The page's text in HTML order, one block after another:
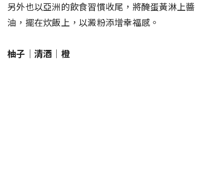
另外也以亞洲的飲食習慣收尾，將醃蛋黃淋上醬
油，擺在炊飯上，以澱粉添增幸福感。
柚子｜清酒｜橙